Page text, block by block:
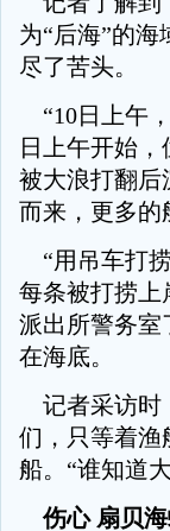
为“后海”的
尽了苦头。
“10日上午
日上午开始
被大浪打翻后
而来，更多的
“用吊车打
每条被打捞上
派出所警务室
在海底。
记者采访时
们，只等着渔
船。“谁知道
伤心 扇贝海